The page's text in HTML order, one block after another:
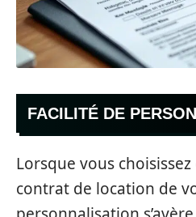
FACILITÉ DE
Lorsque vous
contrat de location de